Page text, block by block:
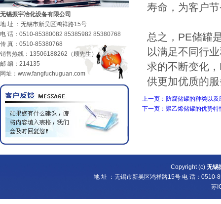
无锡振宇冶化设备有限公司
地 址 ：无锡市新吴区鸿祥路15号
电 话：0510-85380082 85385982 85380768
传 真：0510-85380768
销售热线：13506188262（顾先生）
邮 编：214135
网址：www.fangfuchuguan.com
寿命，为客户
总之，PE储罐
以满足不同行
求的不断变化
供更加优质的
上一页：防腐储罐的种类以及
下一页：聚乙烯储罐的优势特
Copyright (c) 无锡
地 址 ：无锡市新吴区鸿祥路15号 电 话：
苏